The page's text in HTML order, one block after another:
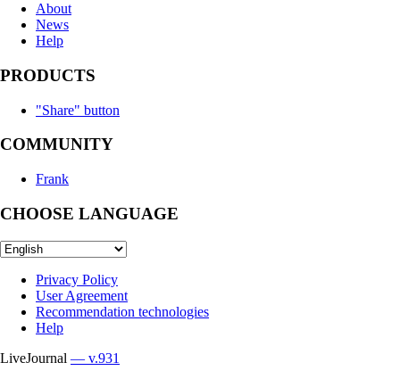
About
News
Help
PRODUCTS
"Share" button
COMMUNITY
Frank
CHOOSE LANGUAGE
Privacy Policy
User Agreement
Recommendation technologies
Help
LiveJournal — v.931